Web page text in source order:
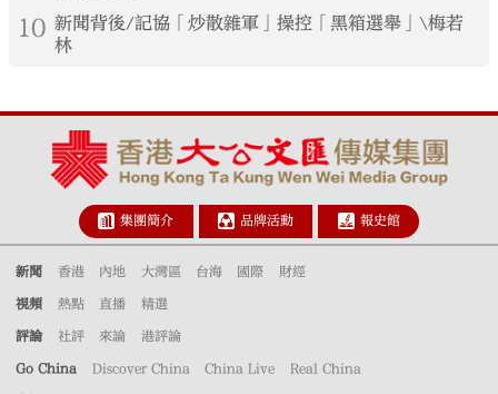
10 新聞背後/記協「炒散雜軍」操控「黑箱選舉」\梅若
林
集團簡介 品牌活動 報史館
新聞 香港 內地 大灣區 台海 國際 財經
視頻 熱點 直播 精選
評論 社評 來論 港評論
Go China Discover China China Live Real China